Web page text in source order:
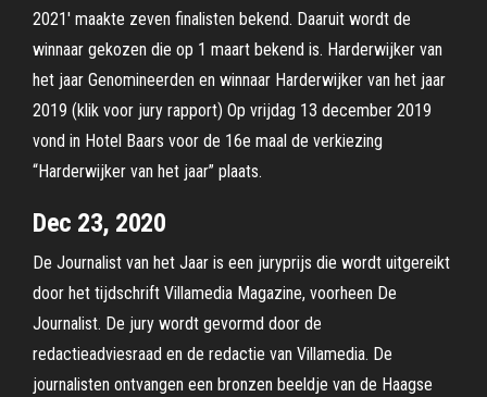
2021' maakte zeven finalisten bekend. Daaruit wordt de
winnaar gekozen die op 1 maart bekend is. Harderwijker van
het jaar Genomineerden en winnaar Harderwijker van het jaar
2019 (klik voor jury rapport) Op vrijdag 13 december 2019
vond in Hotel Baars voor de 16e maal de verkiezing
“Harderwijker van het jaar” plaats.
Dec 23, 2020
De Journalist van het Jaar is een juryprijs die wordt uitgereikt
door het tijdschrift Villamedia Magazine, voorheen De
Journalist. De jury wordt gevormd door de
redactieadviesraad en de redactie van Villamedia. De
journalisten ontvangen een bronzen beeldje van de Haagse